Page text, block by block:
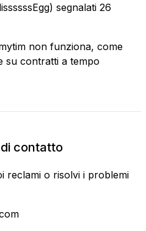
segnalati 26
non funziona, come
su contratti a tempo
contatto
reclami o risolvi i problemi